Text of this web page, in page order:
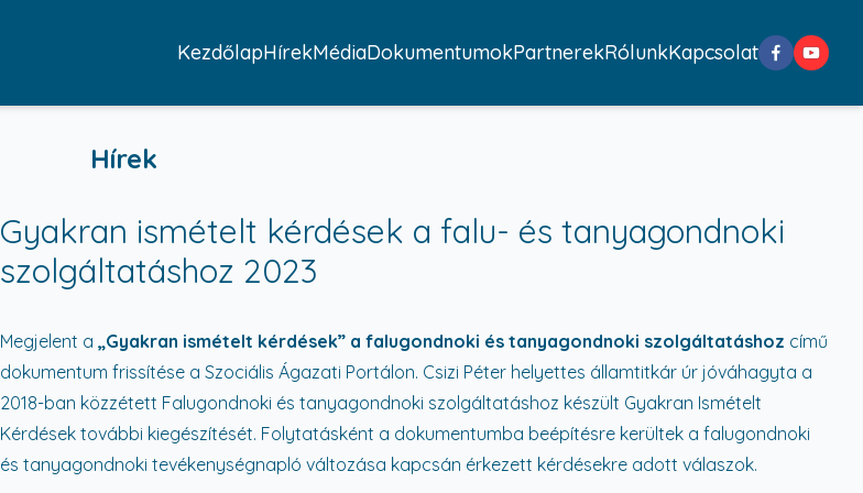
KezdőlapHírekMédiaDokumentumokPartnerekRólunkKapcsolat
Hírek
Gyakran ismételt kérdések a falu- és tanyagondnoki
szolgáltatáshoz 2023
Megjelent a „Gyakran ismételt kérdések” a falugondnoki és tanyagondnoki szolgáltatáshoz című
dokumentum frissítése a Szociális Ágazati Portálon. Csizi Péter helyettes államtitkár úr jóváhagyta a
2018-ban közzétett Falugondnoki és tanyagondnoki szolgáltatáshoz készült Gyakran Ismételt
Kérdések további kiegészítését. Folytatásként a dokumentumba beépítésre kerültek a falugondnoki
és tanyagondnoki tevékenységnapló változása kapcsán érkezett kérdésekre adott válaszok.